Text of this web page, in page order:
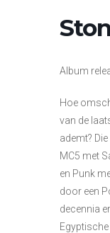
Album
Hoe
van de
ademt?
MC5 met
en Punk
door een
decennia